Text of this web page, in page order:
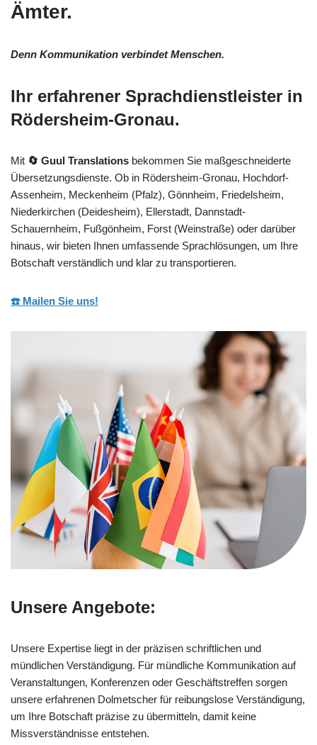
Ämter.
Denn Kommunikation verbindet Menschen.
Ihr erfahrener Sprachdienstleister in
Rödersheim-Gronau.
Mit 🔄 Guul Translations bekommen Sie maßgeschneiderte
Übersetzungsdienste. Ob in Rödersheim-Gronau, Hochdorf-
Assenheim, Meckenheim (Pfalz), Gönnheim, Friedelsheim,
Niederkirchen (Deidesheim), Ellerstadt, Dannstadt-
Schauernheim, Fußgönheim, Forst (Weinstraße) oder darüber
hinaus, wir bieten Ihnen umfassende Sprachlösungen, um Ihre
Botschaft verständlich und klar zu transportieren.
☎️ Mailen Sie uns!
Unsere Angebote:
Unsere Expertise liegt in der präzisen schriftlichen und
mündlichen Verständigung. Für mündliche Kommunikation auf
Veranstaltungen, Konferenzen oder Geschäftstreffen sorgen
unsere erfahrenen Dolmetscher für reibungslose Verständigung,
um Ihre Botschaft präzise zu übermitteln, damit keine
Missverständnisse entstehen.